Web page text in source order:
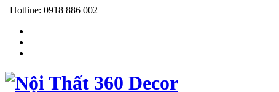
Hotline: 0918 886 002